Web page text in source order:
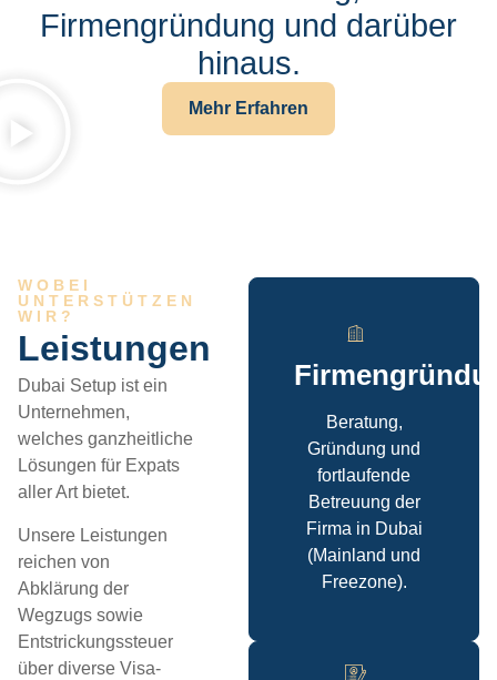
Firmengründung und darüber
hinaus.
Mehr Erfahren
WOBEI
UNTERSTÜTZEN
WIR?
Leistungen
Dubai Setup ist ein
Unternehmen,
welches ganzheitliche
Lösungen für Expats
aller Art bietet.
Unsere Leistungen
reichen von
Abklärung der
Wegzugs sowie
Entstrickungssteuer
über diverse Visa-
Beratung,
Gründung und
fortlaufende
Betreuung der
Firma in Dubai
(Mainland und
Freezone).